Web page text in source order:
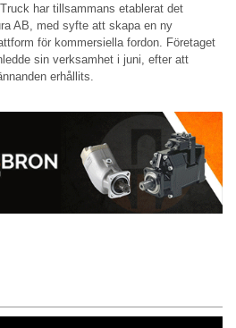
har tillsammans etablerat det
AB, med syfte att skapa en ny
för kommersiella fordon. Företaget
sin verksamhet i juni, efter att
erhållits.